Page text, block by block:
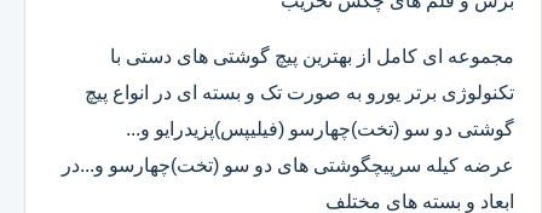
مجموعه ای کامل از بهترین پیچ گوشتی های دستی با
تکنولوژی برتر یورو به صورت تک و بسته ای در انواع پیچ
گوشتی دو سو (تخت)چهارسو (فیلیپس)پزیدرایو و...
عرضه کیله سرپیچگوشتی های دو سو (تخت)چهارسو و...در
ابعاد و بسته های مختلف